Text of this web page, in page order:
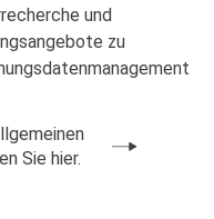
und
zu
Sie hier.